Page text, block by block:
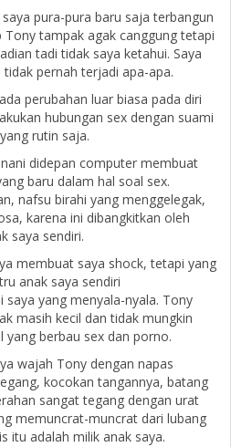
pura-pura baru saja terbangun
Tony tampak agak canggung tetapi
tadi tidak saya ketahui. Saya
pernah terjadi apa-apa.
perubahan luar biasa pada diri
hubungan sex dengan suami
rutin saja.
didepan computer membuat
baru dalam hal soal sex.
nafsu birahi yang menggelegak,
karena ini dibangkitkan oleh
saya sendiri.
membuat saya shock, tetapi yang
anak saya sendiri
yang menyala-nyala. Tony
masih kecil dan tidak mungkin
yang berbau sex dan porno.
wajah Tony dengan napas
kocokan tangannya, batang
sangat tegang dengan urat
memuncrat-muncrat dari lubang
itu adalah milik anak saya.